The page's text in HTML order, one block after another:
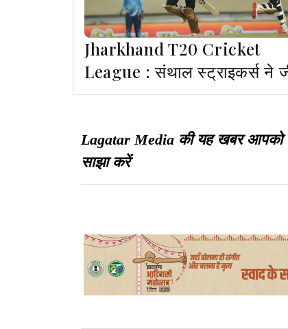
Jharkhand T20 Cricket
League : संथाल स्ट्राइकर्स ने
के साथ किया लीग मैचों का
हराया
Lagatar Media की यह खबर आपको
साझा करें